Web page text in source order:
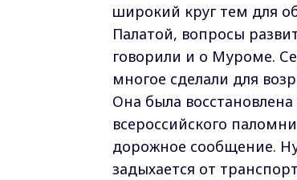
широкий круг тем для
Палатой, вопросы
говорили и о Муроме.
многое сделали для
Она была
всероссийского
дорожное сообщение.
задыхается от